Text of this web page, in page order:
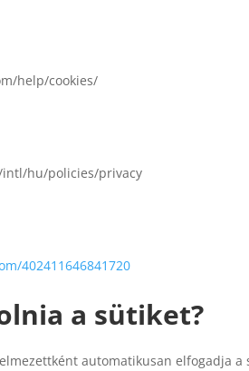
help/cookies/
intl/hu/policies/privacy
402411646841720
a sütiket?
automatikusan elfogadja a